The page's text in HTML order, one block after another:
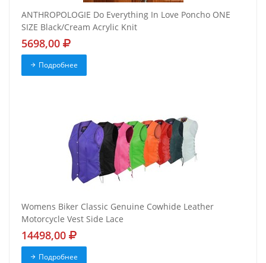
ANTHROPOLOGIE Do Everything In Love Poncho ONE
SIZE Black/Cream Acrylic Knit
5698,00
Подробнее
Womens Biker Classic Genuine Cowhide Leather
Motorcycle Vest Side Lace
14498,00
Подробнее